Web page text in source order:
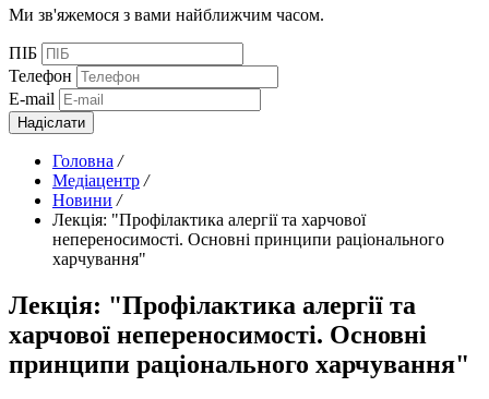
Ми зв'яжемося з вами найближчим часом.
ПІБ
Телефон
E-mail
Надіслати
Головна /
Медіацентр /
Новини /
Лекція: "Профілактика алергії та харчової
непереносимості. Основні принципи раціонального
харчування"
Лекція: "Профілактика алергії та
харчової непереносимості. Основні
принципи раціонального харчування"